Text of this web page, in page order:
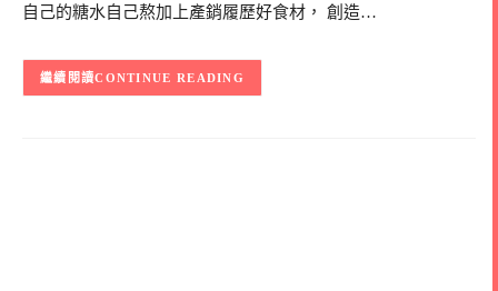
自己的糖水自己熬加上產銷履歷好食材， 創造…
CONTINUE READING